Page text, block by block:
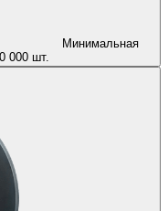
Минимальная
000 шт.